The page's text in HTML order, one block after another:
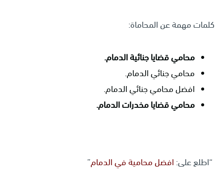
كلمات مهمة عن المحاماة:
محامي قضايا جنائية الدمام.
محامي جنائي الدمام.
افضل محامي جنائي الدمام.
محامي قضايا مخدرات الدمام.
“اطلع على: افضل محامية في الدمام”